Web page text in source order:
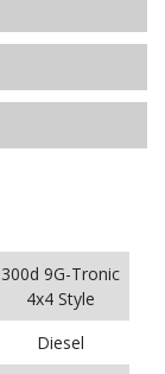
300d 9G-Tronic
4x4 Style
Diesel